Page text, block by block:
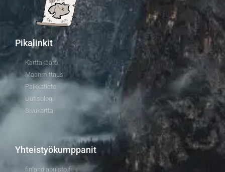
Pikalinkit
Karttakäärö
Maanmittaus
Paikkatieto
Uutisblogi
Sivukartta
Yhteistyökumppanit
finlandiapuisto.fi